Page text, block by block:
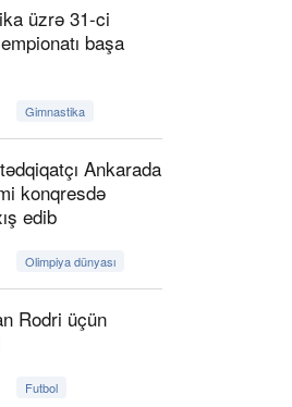
üzrə 31-ci
başa
Gimnastika
Ankarada
konqresdə
edib
Olimpiya dünyası
Rodri üçün
Futbol